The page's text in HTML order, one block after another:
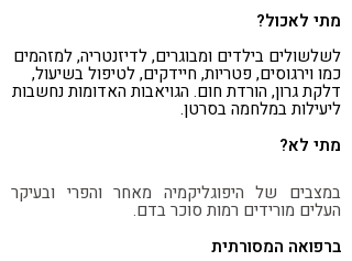
מתי לאכול?
לשלשולים בילדים ומבוגרים, לדיזנטריה, למזהמים
כמו וירגוסים, פטריות, חיידקים, לטיפול בשיעול,
דלקת גרון, הורדת חום. הגויאבות האדומות נחשבות
ליעילות במלחמה בסרטן.
מתי לא?
במצבים של היפוגליקמיה מאחר והפרי ובעיקר
העלים מורידים רמות סוכר בדם.
ברפואה המסורתית